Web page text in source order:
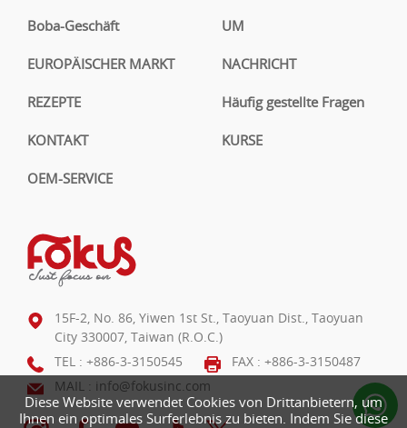
Diese Website verwendet Cookies von Drittanbietern, um
Ihnen ein optimales Surferlebnis zu bieten. Indem Sie diese
Boba-Geschäft UM
EUROPÄISCHER MARKT NACHRICHT
REZEPTE Häufig gestellte Fragen
KONTAKT KURSE
OEM-SERVICE
15F-2, No. 86, Yiwen 1st St., Taoyuan Dist., Taoyuan
City 330007, Taiwan (R.O.C.)
TEL : +886-3-3150545
FAX : +886-3-3150487
MAIL : info@fokusinc.com